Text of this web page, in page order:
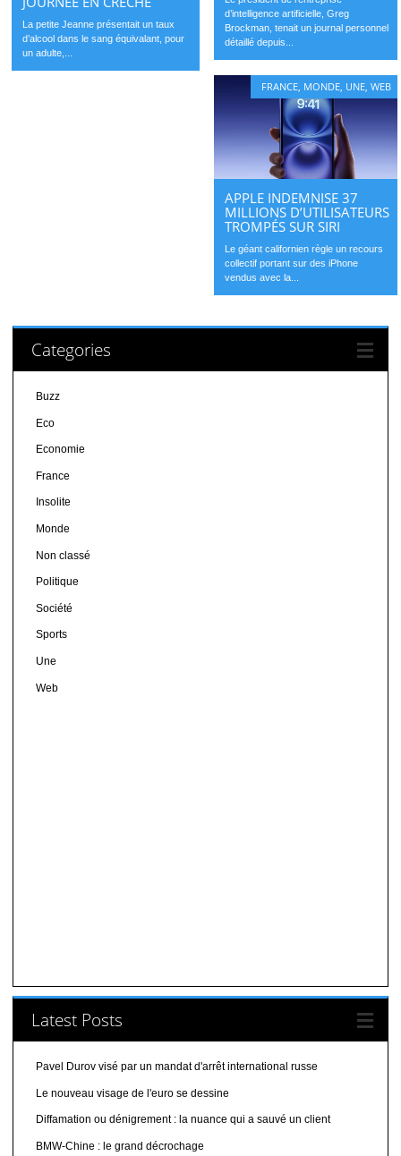
La petite Jeanne présentait un taux
d’alcool dans le sang équivalant, pour
un adulte,...
d’intelligence artificielle, Greg
Brockman, tenait un journal personnel
détaillé depuis...
FRANCE MONDE UNE ,WEB
APPLE INDEMNISE 37
MILLIONS D’UTILISATEURS
TROMPÉS SUR SIRI
Le géant californien règle un recours
collectif portant sur des iPhone
vendus avec la...
Categories
Buzz
Eco
Economie
France
Insolite
Monde
Non classé
Politique
Société
Sports
Une
Web
Latest Posts
Pavel Durov visé par un mandat d'arrêt international russe
Le nouveau visage de l'euro se dessine
Diffamation ou dénigrement : la nuance qui a sauvé un client
BMW-Chine : le grand décrochage